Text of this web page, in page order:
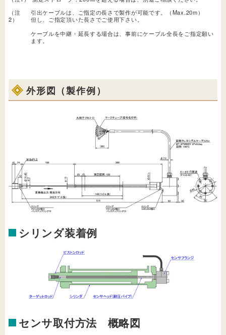
（注
2）
引出ケーブルは、ご指定の長さで製作が可能です。（Max.20m）
但し、ご指定頂いた長さでご使用下さい。
ケーブルを中継・延長する場合は、事前にケーブル全長をご指定願い
ます。
外形図（製作例）
シリンダ装着例
センサ取付方法 概略図